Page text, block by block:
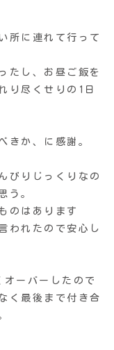
所に連れて行って
たし、お昼ご飯を
り尽くせりの1日
きか、に感謝。
びりじっくりなの
う。
のはあります
われたので安心し
ーバーしたので
く最後まで付き合